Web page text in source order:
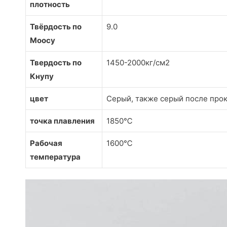
плотность
Твёрдость по
Моосу
9.0
Твердость по
Кнупу
1450-2000кг/см2
цвет Серый, также серый после
точка плавления 1850℃
Рабочая
температура
1600℃